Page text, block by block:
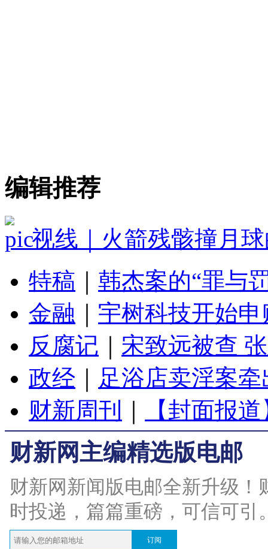
编辑推荐
视线｜火箭残骸撞月
特稿
韩杰案的“罪与
金融
宇树科技开始
反腐记
宋致远被查
政经
足浴店卖淫案
财新周刊
【封面报
财新网主编精选版电邮
财新网新闻版电邮全新升级
时投递，篇篇重磅，可信可引
订阅